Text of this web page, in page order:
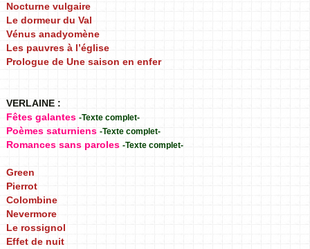
Nocturne vulgaire
Le dormeur du Val
Vénus anadyomène
Les pauvres à l’église
Prologue de Une saison en enfer
VERLAINE :
Fêtes galantes -Texte complet-
Poèmes saturniens -Texte complet-
Romances sans paroles -Texte complet-
Green
Pierrot
Colombine
Nevermore
Le rossignol
Effet de nuit